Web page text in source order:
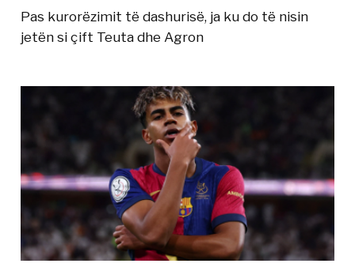
Pas kurorëzimit të dashurisë, ja ku do të nisin
jetën si çift Teuta dhe Agron